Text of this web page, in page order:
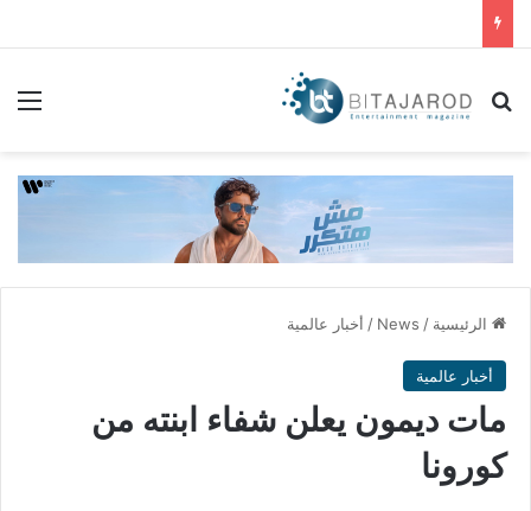
بحث عن
الرئيسية /
News
/ أخبار عالمية
أخبار عالمية
مات ديمون يعلن شفاء ابنته من
كورونا